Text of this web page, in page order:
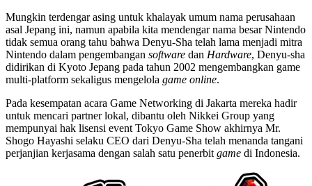
Mungkin terdengar asing untuk khalayak umum nama perusahaan
asal Jepang ini, namun apabila kita mendengar nama besar Nintendo
tidak semua orang tahu bahwa Denyu-Sha telah lama menjadi mitra
Nintendo dalam pengembangan software dan Hardware, Denyu-sha
didirikan di Kyoto Jepang pada tahun 2002 mengembangkan game
multi-platform sekaligus mengelola game online.
Pada kesempatan acara Game Networking di Jakarta mereka hadir
untuk mencari partner lokal, dibantu oleh Nikkei Group yang
mempunyai hak lisensi event Tokyo Game Show akhirnya Mr.
Shogo Hayashi selaku CEO dari Denyu-Sha telah menanda tangani
perjanjian kerjasama dengan salah satu penerbit game di Indonesia.